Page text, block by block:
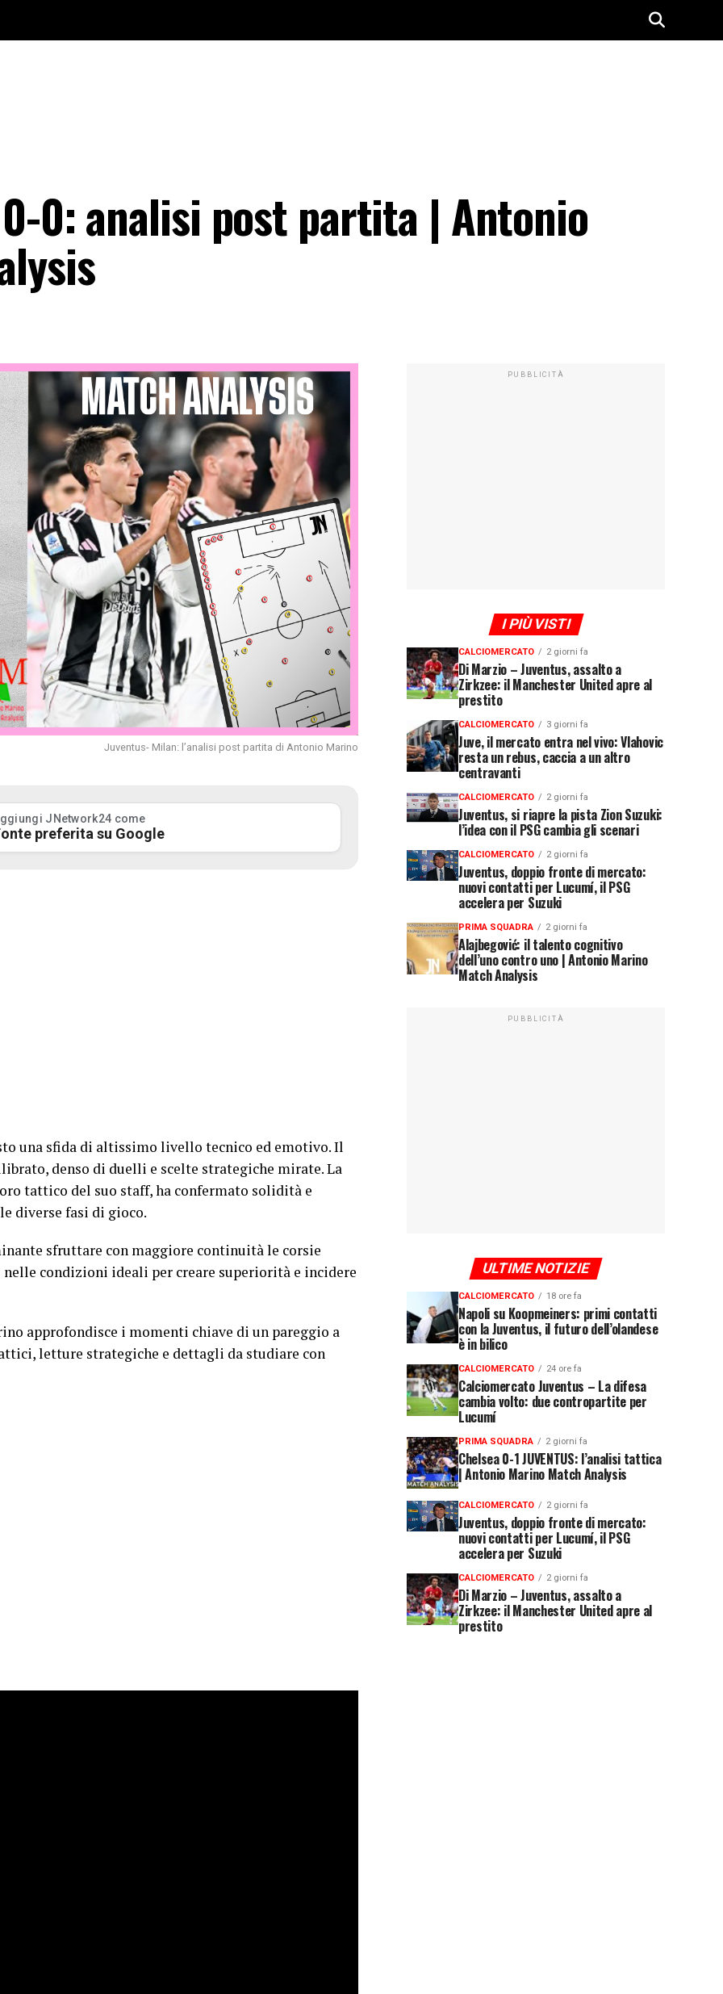
0-0: analisi post partita | Antonio
Juventus- Milan: l’analisi post partita di Antonio Marino
JNetwork24 come
preferita su Google
una sfida di altissimo livello tecnico ed emotivo. Il
denso di duelli e scelte strategiche mirate. La
tattico del suo staff, ha confermato solidità e
diverse fasi di gioco.
sfruttare con maggiore continuità le corsie
condizioni ideali per creare superiorità e incidere
approfondisce i momenti chiave di un pareggio a
letture strategiche e dettagli da studiare con
PUBBLICITÀ
I PIÙ VISTI
CALCIOMERCATO 2 giorni fa
Di Marzio – Juventus, assalto a
Zirkzee: il Manchester United apre al
prestito
CALCIOMERCATO 3 giorni fa
Juve, il mercato entra nel vivo: Vlahovic
resta un rebus, caccia a un altro
centravanti
CALCIOMERCATO 2 giorni fa
Juventus, si riapre la pista Zion Suzuki:
l’idea con il PSG cambia gli scenari
CALCIOMERCATO 2 giorni fa
Juventus, doppio fronte di mercato:
nuovi contatti per Lucumí, il PSG
accelera per Suzuki
PRIMA SQUADRA 2 giorni fa
Alajbegović: il talento cognitivo
dell’uno contro uno | Antonio Marino
Match Analysis
PUBBLICITÀ
ULTIME NOTIZIE
CALCIOMERCATO 18 ore fa
Napoli su Koopmeiners: primi contatti
con la Juventus, il futuro dell’olandese
è in bilico
CALCIOMERCATO 24 ore fa
Calciomercato Juventus – La difesa
cambia volto: due contropartite per
Lucumí
PRIMA SQUADRA 2 giorni fa
Chelsea 0-1 JUVENTUS: l’analisi tattica
| Antonio Marino Match Analysis
CALCIOMERCATO 2 giorni fa
Juventus, doppio fronte di mercato:
nuovi contatti per Lucumí, il PSG
accelera per Suzuki
CALCIOMERCATO 2 giorni fa
Di Marzio – Juventus, assalto a
Zirkzee: il Manchester United apre al
prestito